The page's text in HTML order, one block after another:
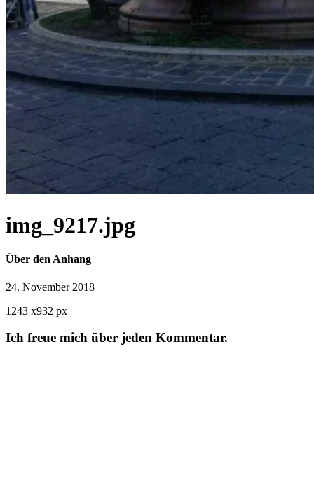
img_9217.jpg
Über den Anhang
24. November 2018
1243 x932 px
Ich freue mich über jeden Kommentar.